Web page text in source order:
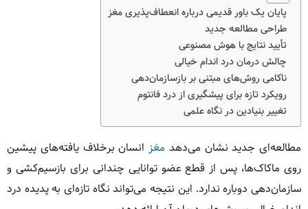
پایان یک باور قدیمی درباره انعطاف‌پذیری مغز
طراحی مطالعه جدید
تأیید نتایج با هوش مصنوعی
چالش درمان درد اندام خیالی
ناکامی روش‌های مبتنی بر بازسازمان‌دهی
رویکرد تازه برای پیشگیری از درد فانتوم
تغییر بنیادین در نگاه علمی
مطالعه‌ای جدید نشان می‌دهد مغز انسان برخلاف یافته‌های پیشین
روی ماکاک‌ها، پس از قطع عضو توانایی چندانی برای بازسیم‌کشی و
سازمان‌دهی دوباره ندارد. این نتیجه می‌تواند نگاه تازه‌ای به پدیده درد